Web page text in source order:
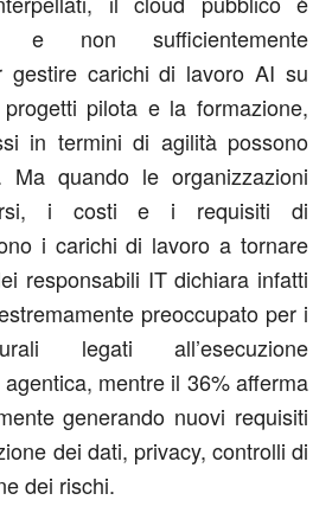
e non sufficientemente
gestire carichi di lavoro AI su
pilota e la formazione,
in termini di agilità possono
Ma quando le organizzazioni
i costi e i requisiti di
i carichi di lavoro a tornare
responsabili IT dichiara infatti
preoccupato per i
legati all’esecuzione
agentica, mentre il 36% afferma
generando nuovi requisiti
dei dati, privacy, controlli di
dei rischi.